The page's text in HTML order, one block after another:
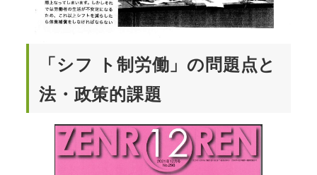
「シフ ト制労働」の問題点と
法・政策的課題